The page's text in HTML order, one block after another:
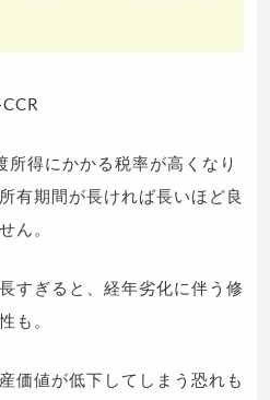
所得にかかる税率が高くなり
有期間が長ければ長いほど良
ん。
すぎると、経年劣化に伴う修
も。
価値が低下してしまう恐れも